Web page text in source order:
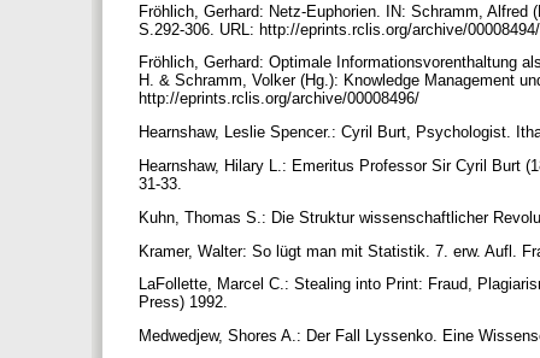
Fröhlich, Gerhard: Netz-Euphorien. IN: Schramm,
S.292-306. URL: http://eprints.rclis.org/archive/
Fröhlich, Gerhard: Optimale Informationsvorenthaltung
H. & Schramm, Volker (Hg.): Knowledge Management
http://eprints.rclis.org/archive/00008496/
Hearnshaw, Leslie Spencer.: Cyril Burt, Psychologist.
Hearnshaw, Hilary L.: Emeritus Professor Sir Cyril Burt
31-33.
Kuhn, Thomas S.: Die Struktur wissenschaftlicher
Kramer, Walter: So lügt man mit Statistik. 7. erw. Aufl.
LaFollette, Marcel C.: Stealing into Print: Fraud,
Press) 1992.
Medwedjew, Shores A.: Der Fall Lyssenko. Eine